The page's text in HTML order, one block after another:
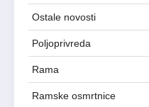
Ostale novosti
Poljoprivreda
Rama
Ramske osmrtnice